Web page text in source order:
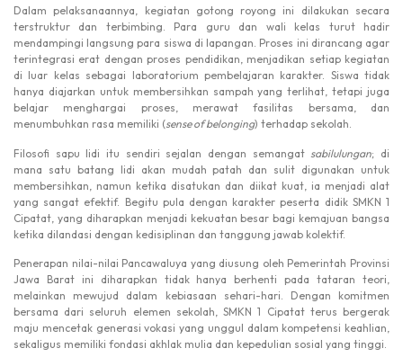
Dalam pelaksanaannya, kegiatan gotong royong ini dilakukan secara
terstruktur dan terbimbing. Para guru dan wali kelas turut hadir
mendampingi langsung para siswa di lapangan. Proses ini dirancang agar
terintegrasi erat dengan proses pendidikan, menjadikan setiap kegiatan
di luar kelas sebagai laboratorium pembelajaran karakter. Siswa tidak
hanya diajarkan untuk membersihkan sampah yang terlihat, tetapi juga
belajar menghargai proses, merawat fasilitas bersama, dan
menumbuhkan rasa memiliki (sense of belonging) terhadap sekolah.
Filosofi sapu lidi itu sendiri sejalan dengan semangat sabilulungan; di
mana satu batang lidi akan mudah patah dan sulit digunakan untuk
membersihkan, namun ketika disatukan dan diikat kuat, ia menjadi alat
yang sangat efektif. Begitu pula dengan karakter peserta didik SMKN 1
Cipatat, yang diharapkan menjadi kekuatan besar bagi kemajuan bangsa
ketika dilandasi dengan kedisiplinan dan tanggung jawab kolektif.
Penerapan nilai-nilai Pancawaluya yang diusung oleh Pemerintah Provinsi
Jawa Barat ini diharapkan tidak hanya berhenti pada tataran teori,
melainkan mewujud dalam kebiasaan sehari-hari. Dengan komitmen
bersama dari seluruh elemen sekolah, SMKN 1 Cipatat terus bergerak
maju mencetak generasi vokasi yang unggul dalam kompetensi keahlian,
sekaligus memiliki fondasi akhlak mulia dan kepedulian sosial yang tinggi.